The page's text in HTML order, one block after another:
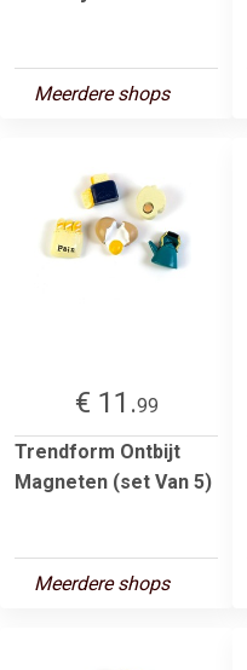
Meerdere shops
€ 11.99
Trendform Ontbijt
Magneten (set Van 5)
Meerdere shops